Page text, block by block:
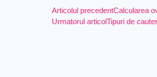
Articolul precedentCalcularea
Urmatorul articolTipuri de